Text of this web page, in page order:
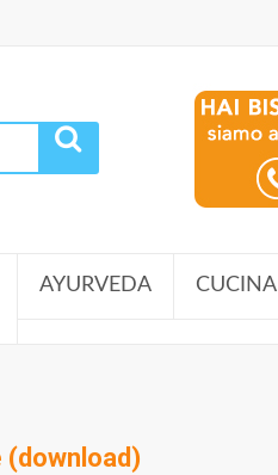
AYURVEDA CUCINA
(download)